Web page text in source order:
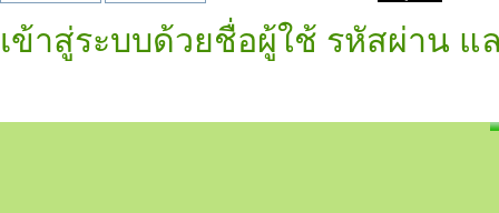
เข้าสู่ระบบด้วยชื่อผู้ใช้ รหัสผ่าน แ